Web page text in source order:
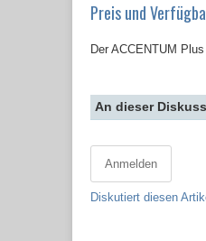
Preis und
​Der ACCENTUM
An dieser
Anmelden
Diskutiert diesen